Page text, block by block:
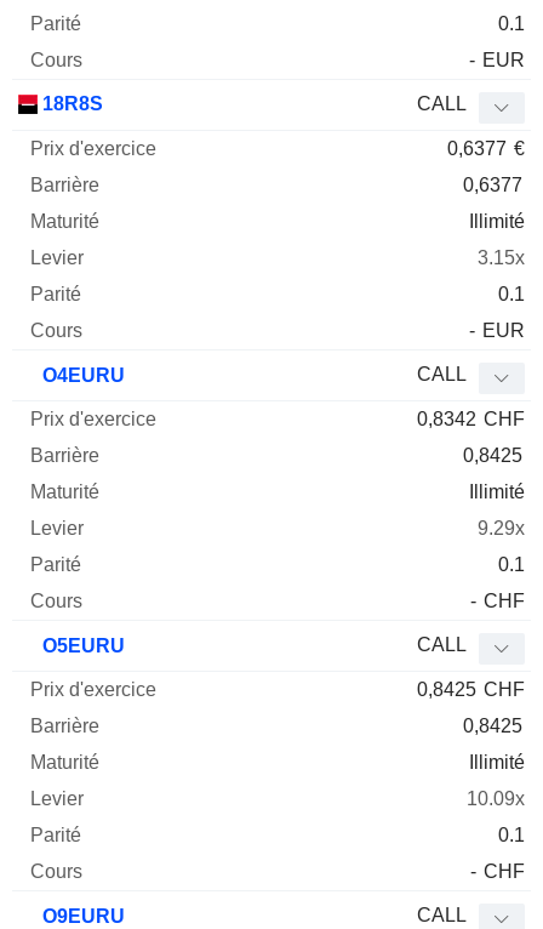
0.1
- EUR
18R8S CALL
0,6377 €
0,6377
Illimité
3.15x
0.1
- EUR
O4EURU CALL
0,8342 CHF
0,8425
Illimité
9.29x
0.1
- CHF
O5EURU CALL
0,8425 CHF
0,8425
Illimité
10.09x
0.1
- CHF
O9EURU CALL